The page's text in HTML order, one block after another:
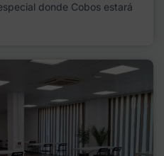
donde Cobos estará